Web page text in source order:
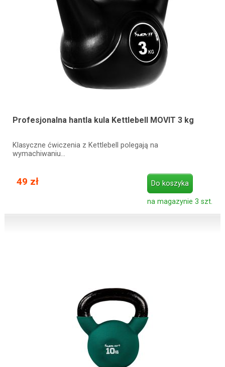
Profesjonalna hantla kula Kettlebell MOVIT 3 kg
Klasyczne ćwiczenia z Kettlebell polegają na
wymachiwaniu…
49 zł Do koszyka
na magazynie 3 szt.